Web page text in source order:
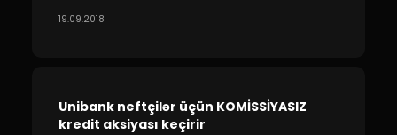
19.09.2018
Unibank neftçilər üçün KOMİSSİYASIZ
kredit aksiyası keçirir